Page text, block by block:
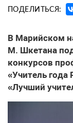
ПОДЕЛИТЬСЯ:
В Марийском
М. Шкетана
конкурсов
«Учитель
«Лучший